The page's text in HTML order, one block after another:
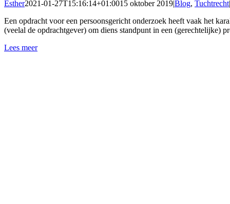
Esther2021-01-27T15:16:14+01:0015 oktober 2019|Blog, Tuchtrecht|
Een opdracht voor een persoonsgericht onderzoek heeft vaak het
(veelal de opdrachtgever) om diens standpunt in een (gerechtelijke)
Lees meer